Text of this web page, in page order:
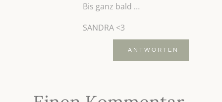
Bis ganz bald …
SANDRA <3
ANTWORTEN